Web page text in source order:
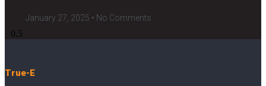
January 27, 2025 No Comments
True-E